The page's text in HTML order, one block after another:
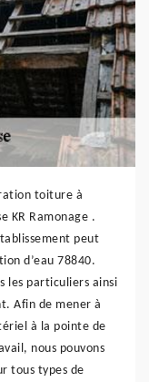
toiture à
KR Ramonage .
peut
d’eau 78840.
les particuliers ainsi
Afin de mener à
à la pointe de
nous pouvons
tous types de